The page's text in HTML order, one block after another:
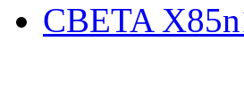
CBETA